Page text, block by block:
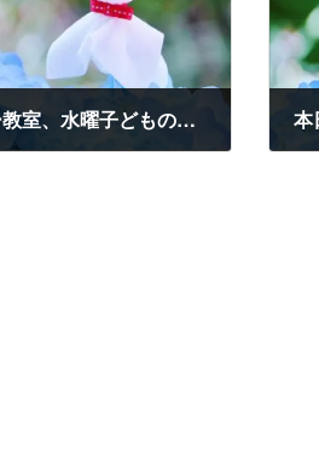
本日の幼児サッカー教室、水曜子どものテニス教室中止について 本